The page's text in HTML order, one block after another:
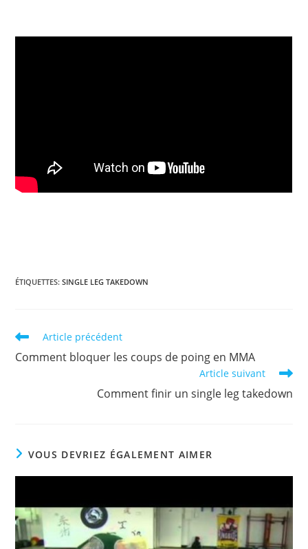
ÉTIQUETTES:SINGLE LEG TAKEDOWN
Read
articles
Article précédent
Comment bloquer les coups de poing en MMA
Article suivant
Comment finir un single leg takedown
VOUS DEVRIEZ ÉGALEMENT AIMER